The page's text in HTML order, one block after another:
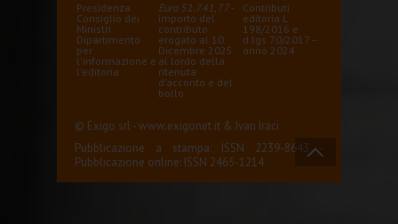
Presidenza
Consiglio dei
Ministri
Dipartimento
per
l'informazione e
l'editoria
Euro 51.741,77 -
importo del
contributo
erogato al 10
Dicembre 2025
al lordo della
ritenuta
d'acconto e del
bollo
Contributi
editoria L.
198/2016 e
d.lgs 70/2017 –
anno 2024
© Exigo srl -www.exigonet.it & Ivan Iraci
Pubblicazione a stampa: ISSN 2239-8643 -
Pubblicazione online: ISSN 2465-1214